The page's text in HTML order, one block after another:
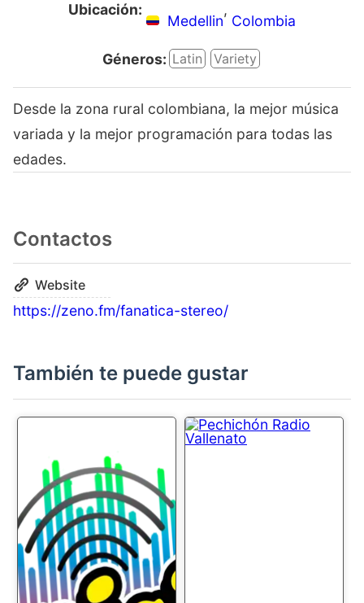
Ubicación:
Medellin
,
Colombia
Géneros: Latin Variety
Desde la zona rural colombiana, la mejor música
variada y la mejor programación para todas las
edades.
Contactos
Website
https://zeno.fm/fanatica-stereo/
También te puede gustar